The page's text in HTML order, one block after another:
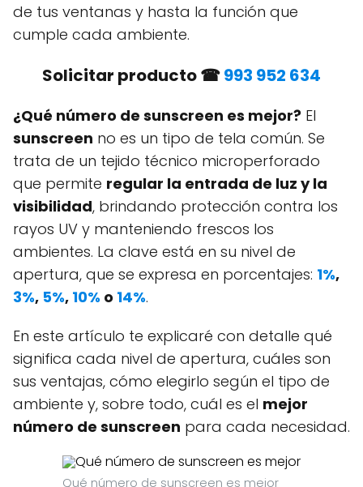
de tus ventanas y hasta la función que
cumple cada ambiente.
Solicitar producto ☎993 952 634
¿Qué número de sunscreen es mejor? El
sunscreen no es un tipo de tela común. Se
trata de un tejido técnico microperforado
que permite regular la entrada de luz y la
visibilidad, brindando protección contra los
rayos UV y manteniendo frescos los
ambientes. La clave está en su nivel de
apertura, que se expresa en porcentajes: 1%,
3%, 5%, 10% o 14%.
En este artículo te explicaré con detalle qué
significa cada nivel de apertura, cuáles son
sus ventajas, cómo elegirlo según el tipo de
ambiente y, sobre todo, cuál es el mejor
número de sunscreen para cada necesidad.
Qué número de sunscreen es mejor